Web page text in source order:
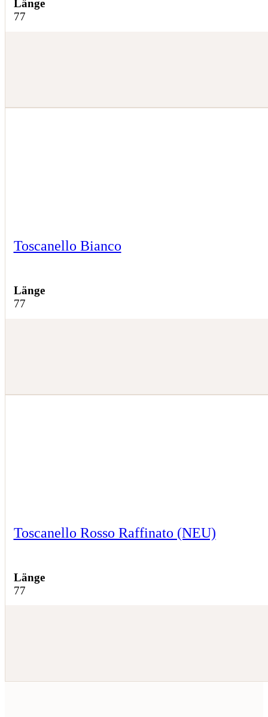
Länge
77
Toscanello Bianco
Länge
77
Toscanello Rosso Raffinato (NEU)
Länge
77